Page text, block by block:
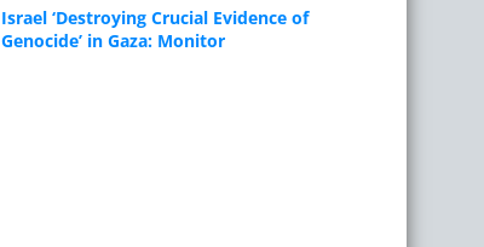
Israel ‘Destroying Crucial Evidence of
Genocide’ in Gaza: Monitor